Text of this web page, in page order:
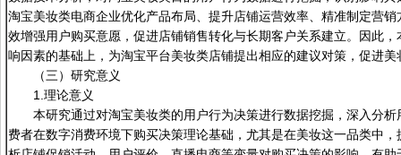
淘宝美妆类电商企业优化产品布局、提升店铺运营效率、精准制定营
效增强用户购买意愿，促进店铺销售转化与长期客户关系建立。因此
响因素的基础上，为淘宝平台美妆类店铺提出相应的建议对策，促进美
（三）研究意义
1.理论意义
本研究通过对淘宝美妆类的用户行为决策进行数据挖掘，深入分
费者在数字消费环境下购买决策理论基础，尤其是在美妆这一品类中